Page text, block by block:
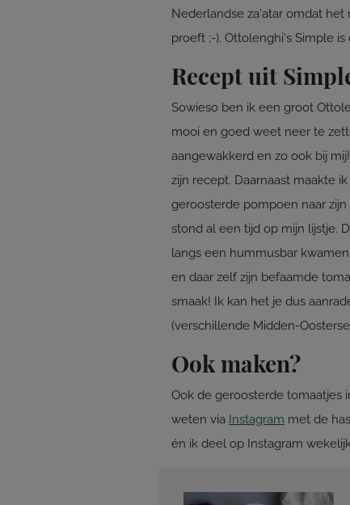
Nederlandse za'atar omdat
proeft ;-). Ottolenghi's Simple
Recept uit
Sowieso ben ik een groot
mooi en goed weet neer te
aangewakkerd en zo ook bij
zijn recept. Daarnaast maakte
geroosterde pompoen naar
stond al een tijd op mijn lijstje.
langs een hummusbar
en daar zelf zijn befaamde
smaak! Ik kan het je dus
(verschillende Midden-
Ook maken?
Ook de geroosterde tomaatjes
weten via Instagram met de
én ik deel op Instagram